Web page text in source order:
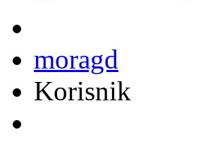
moragd
Korisnik